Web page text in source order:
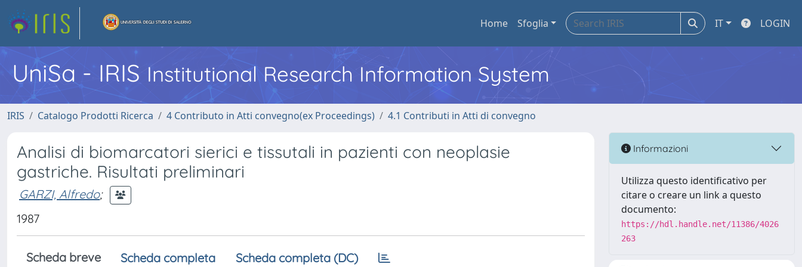
Home Sfoglia IT LOGIN
UniSa - IRIS Institutional Research Information System
IRIS Catalogo Prodotti Ricerca 4 Contributo in Atti convegno(ex Proceedings) 4.1 Contributi in Atti di convegno
Analisi di biomarcatori sierici e tissutali in pazienti con neoplasie
gastriche. Risultati preliminari
GARZI, Alfredo;
1987
Scheda breve Scheda completa Scheda completa (DC)
Informazioni
Utilizza questo identificativo per
citare o creare un link a questo
documento:
https://hdl.handle.net/11386/4026
263